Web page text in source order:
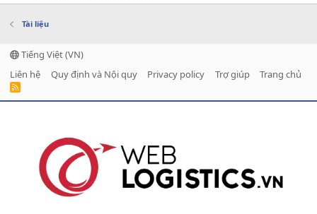
Tài liệu
Tiếng Việt (VN)
Liên hệ
Quy định và Nội quy Privacy policy Trợ giúp Trang chủ
R